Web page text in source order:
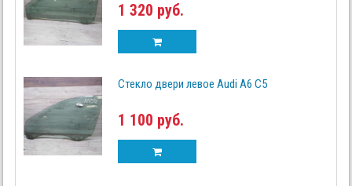
1 320 руб.
Стекло двери левое Audi A6 C5
1 100 руб.